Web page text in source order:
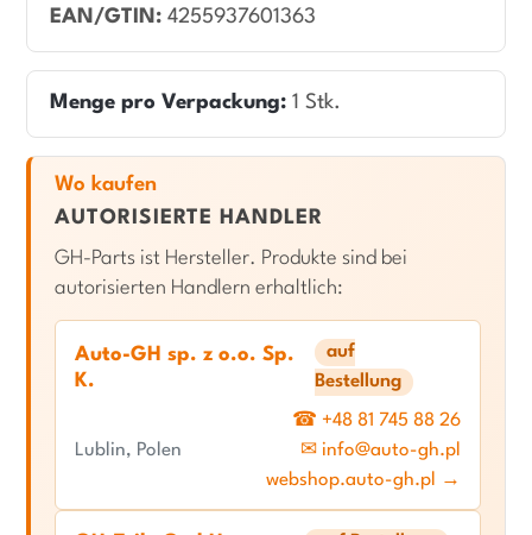
EAN/GTIN: 4255937601363
Menge pro Verpackung: 1 Stk.
Wo kaufen
AUTORISIERTE HANDLER
GH-Parts ist Hersteller. Produkte sind bei
autorisierten Handlern erhaltlich:
Auto-GH sp. z o.o. Sp.
K.
auf
Bestellung
Lublin, Polen
☎ +48 81 745 88 26
✉ info@auto-gh.pl
webshop.auto-gh.pl →